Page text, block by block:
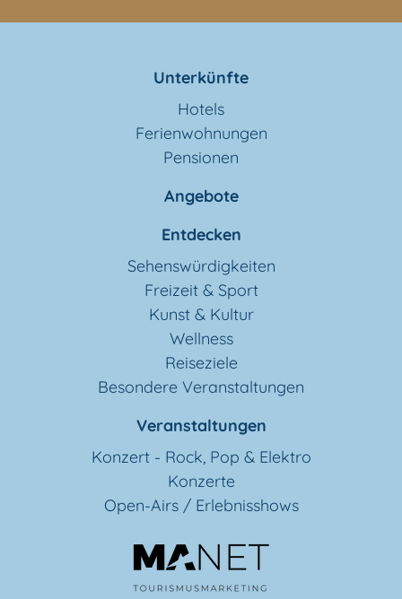
Unterkünfte
Hotels
Ferienwohnungen
Pensionen
Angebote
Entdecken
Sehenswürdigkeiten
Freizeit & Sport
Kunst & Kultur
Wellness
Reiseziele
Besondere Veranstaltungen
Veranstaltungen
Konzert - Rock, Pop & Elektro
Konzerte
Open-Airs / Erlebnisshows